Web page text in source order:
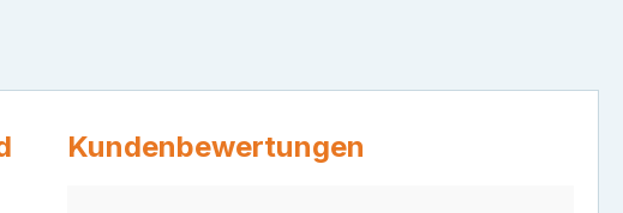
Kundenbewertungen